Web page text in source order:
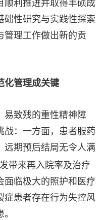
础性研究与实践性探索
管理工作做出新的贡
化管理成关键
易致残的重性精神障
：一方面，患者服药
期预后结局无令人满
带来再入院率及治疗
面临极大的照护和医疗
症患者存在行为失控风